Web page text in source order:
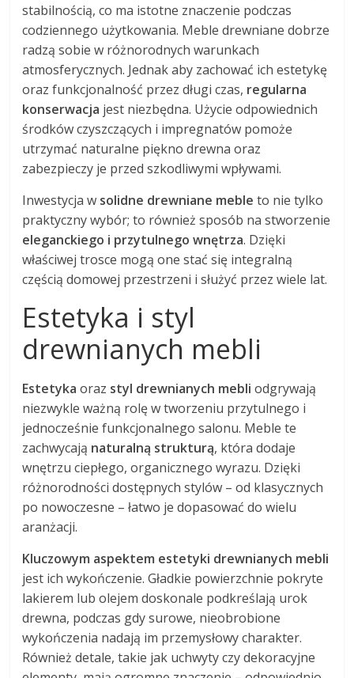
stabilnością, co ma istotne znaczenie podczas
codziennego użytkowania. Meble drewniane dobrze
radzą sobie w różnorodnych warunkach
atmosferycznych. Jednak aby zachować ich estetykę
oraz funkcjonalność przez długi czas, regularna
konserwacja jest niezbędna. Użycie odpowiednich
środków czyszczących i impregnatów pomoże
utrzymać naturalne piękno drewna oraz
zabezpieczy je przed szkodliwymi wpływami.
Inwestycja w solidne drewniane meble to nie tylko
praktyczny wybór; to również sposób na stworzenie
eleganckiego i przytulnego wnętrza. Dzięki
właściwej trosce mogą one stać się integralną
częścią domowej przestrzeni i służyć przez wiele lat.
Estetyka i styl
drewnianych mebli
Estetyka oraz styl drewnianych mebli odgrywają
niezwykle ważną rolę w tworzeniu przytulnego i
jednocześnie funkcjonalnego salonu. Meble te
zachwycają naturalną strukturą, która dodaje
wnętrzu ciepłego, organicznego wyrazu. Dzięki
różnorodności dostępnych stylów – od klasycznych
po nowoczesne – łatwo je dopasować do wielu
aranżacji.
Kluczowym aspektem estetyki drewnianych mebli
jest ich wykończenie. Gładkie powierzchnie pokryte
lakierem lub olejem doskonale podkreślają urok
drewna, podczas gdy surowe, nieobrobione
wykończenia nadają im przemysłowy charakter.
Również detale, takie jak uchwyty czy dekoracyjne